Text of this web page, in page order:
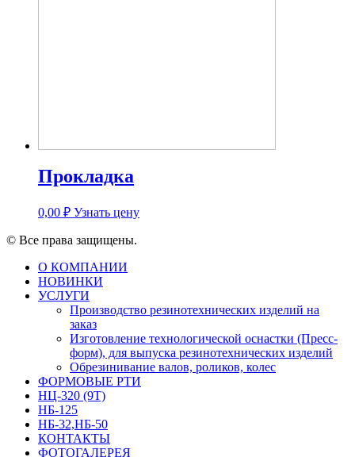
Прокладка
0,00 ₽ Узнать цену
© Все права защищены.
О КОМПАНИИ
НОВИНКИ
УСЛУГИ
Производство резинотехнических изделий на
заказ
Изготовление технологической оснастки (Пресс-
форм), для выпуска резинотехнических изделий
Обрезинивание валов, роликов, колес
ФОРМОВЫЕ РТИ
НЦ-320 (9Т)
НБ-125
НБ-32,НБ-50
КОНТАКТЫ
ФОТОГАЛЕРЕЯ